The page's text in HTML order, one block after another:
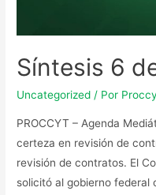
Síntesis 6
Uncategorized / Por
PROCCYT – Agenda
certeza en revisión de
revisión de contratos. El
solicitó al gobierno federal